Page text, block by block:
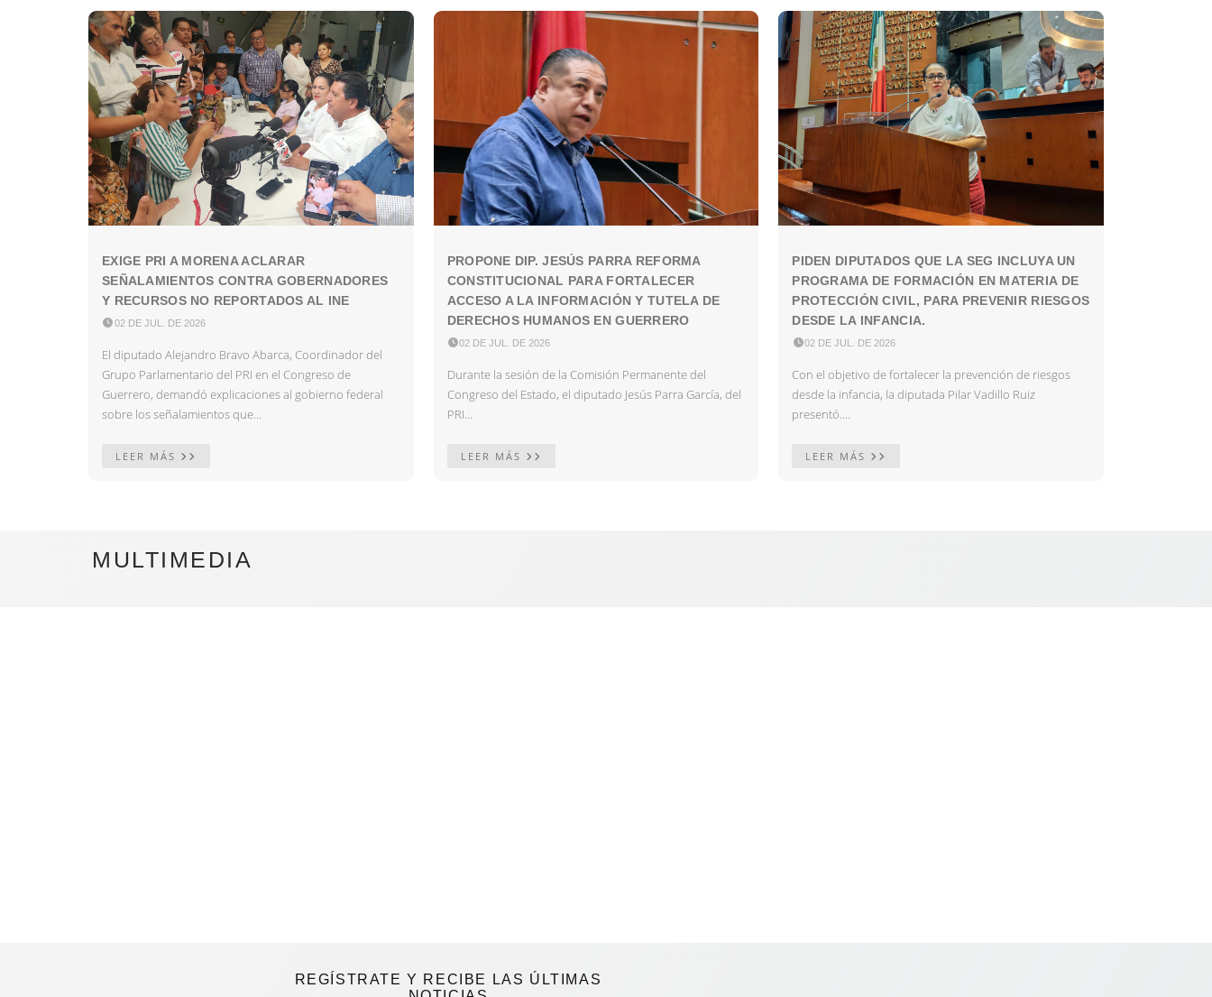
EXIGE PRI A MORENA ACLARAR
SEÑALAMIENTOS CONTRA GOBERNADORES
Y RECURSOS NO REPORTADOS AL INE
02 DE JUL. DE 2026
El diputado Alejandro Bravo Abarca, Coordinador del
Grupo Parlamentario del PRI en el Congreso de
Guerrero, demandó explicaciones al gobierno federal
sobre los señalamientos que...
LEER MÁS
PROPONE DIP. JESÚS PARRA REFORMA
CONSTITUCIONAL PARA FORTALECER
ACCESO A LA INFORMACIÓN Y TUTELA DE
DERECHOS HUMANOS EN GUERRERO
02 DE JUL. DE 2026
Durante la sesión de la Comisión Permanente del
Congreso del Estado, el diputado Jesús Parra García, del
PRI...
LEER MÁS
PIDEN DIPUTADOS QUE LA SEG INCLUYA UN
PROGRAMA DE FORMACIÓN EN MATERIA DE
PROTECCIÓN CIVIL, PARA PREVENIR RIESGOS
DESDE LA INFANCIA.
02 DE JUL. DE 2026
Con el objetivo de fortalecer la prevención de riesgos
desde la infancia, la diputada Pilar Vadillo Ruiz
presentó....
LEER MÁS
MULTIMEDIA
REGÍSTRATE Y RECIBE LAS ÚLTIMAS